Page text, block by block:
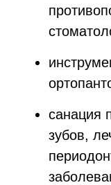
санация
зубов,